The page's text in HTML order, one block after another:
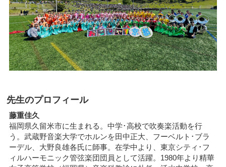
先生のプロフィール
藤重佳久
福岡県久留米市に生まれる。中学･高校で吹奏楽活動を行
う。武蔵野音楽大学でホルンを田中正大、フーベルト･ブラ
ーデル、大野良雄各氏に師事。在学中より、東京シティ･フ
ィルハーモニック管弦楽団団員として活躍。1980年より精華